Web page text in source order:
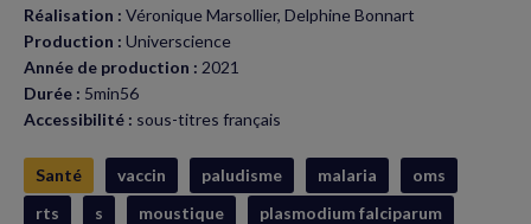
Réalisation : Véronique Marsollier, Delphine Bonnart
Production : Universcience
Année de production : 2021
Durée : 5min56
Accessibilité : sous-titres français
Santé vaccin paludisme malaria
oms
rts
s moustique
plasmodium falciparum